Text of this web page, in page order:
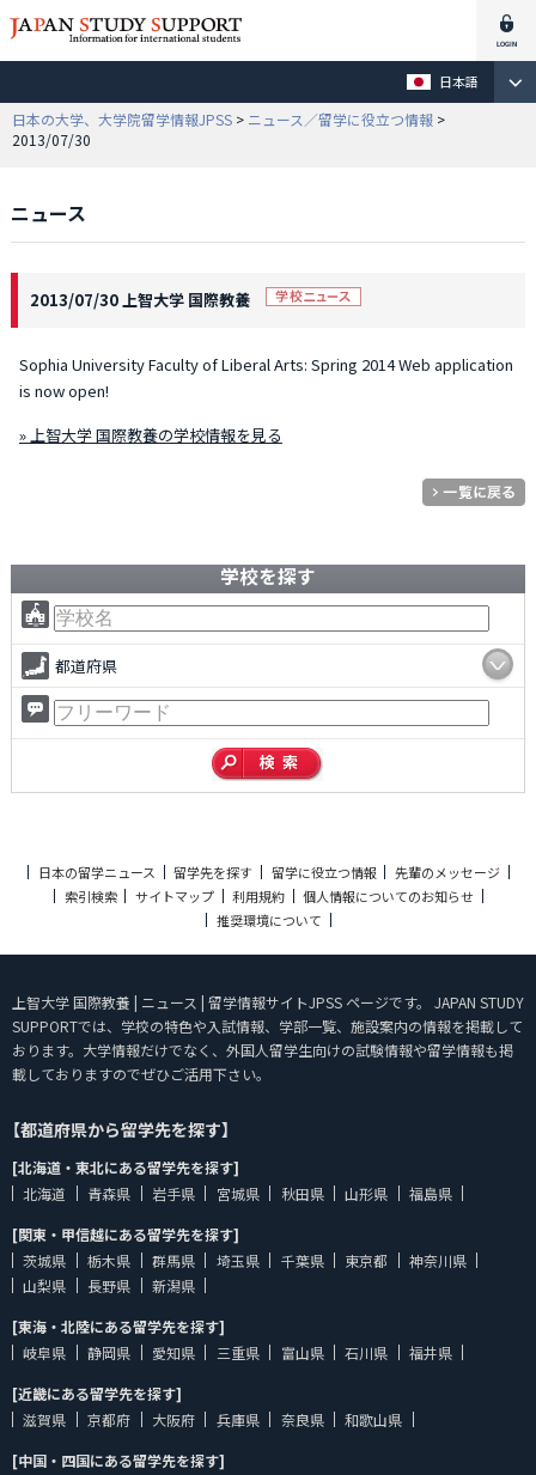
日本語
日本の大学、大学院留学情報JPSS > ニュース／留学に役立つ情報 >
2013/07/30
ニュース
2013/07/30 上智大学 国際教養
Sophia University Faculty of Liberal Arts: Spring 2014 Web application
is now open!
» 上智大学 国際教養の学校情報を見る
学校を探す
都道府県
日本の留学ニュース 留学先を探す 留学に役立つ情報
先輩のメッセージ
索引検索
サイトマップ 利用規約
個人情報についてのお知らせ
推奨環境について
上智大学 国際教養 | ニュース | 留学情報サイトJPSS ページです。 JAPAN STUDY
SUPPORTでは、学校の特色や入試情報、学部一覧、施設案内の情報を掲載して
おります。大学情報だけでなく、外国人留学生向けの試験情報や留学情報も掲
載しておりますのでぜひご活用下さい。
【都道府県から留学先を探す】
[北海道・東北にある留学先を探す]
北海道
青森県 岩手県 宮城県 秋田県 山形県
福島県
[関東・甲信越にある留学先を探す]
茨城県
栃木県 群馬県 埼玉県 千葉県 東京都
神奈川県
山梨県
長野県
新潟県
[東海・北陸にある留学先を探す]
岐阜県
静岡県 愛知県 三重県 富山県 石川県
福井県
[近畿にある留学先を探す]
滋賀県
京都府 大阪府 兵庫県 奈良県
和歌山県
[中国・四国にある留学先を探す]